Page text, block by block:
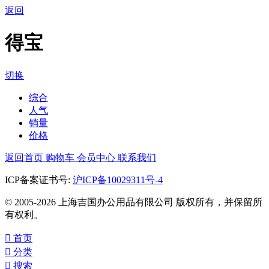
返回
得宝
切换
综合
人气
销量
价格
返回首页 购物车 会员中心 联系我们
ICP备案证书号: 沪ICP备10029311号-4
© 2005-2026 上海吉国办公用品有限公司 版权所有，并保留所
有权利。
 首页
 分类
 搜索